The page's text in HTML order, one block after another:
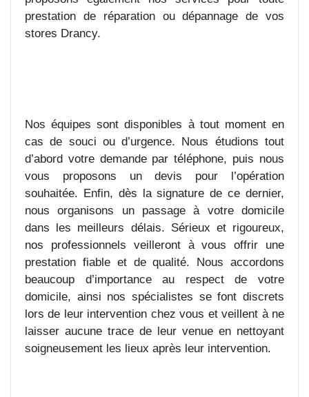
prestation de réparation ou dépannage de vos
stores Drancy.
Nos équipes sont disponibles à tout moment en
cas de souci ou d’urgence. Nous étudions tout
d’abord votre demande par téléphone, puis nous
vous proposons un devis pour l’opération
souhaitée. Enfin, dès la signature de ce dernier,
nous organisons un passage à votre domicile
dans les meilleurs délais. Sérieux et rigoureux,
nos professionnels veilleront à vous offrir une
prestation fiable et de qualité. Nous accordons
beaucoup d’importance au respect de votre
domicile, ainsi nos spécialistes se font discrets
lors de leur intervention chez vous et veillent à ne
laisser aucune trace de leur venue en nettoyant
soigneusement les lieux après leur intervention.